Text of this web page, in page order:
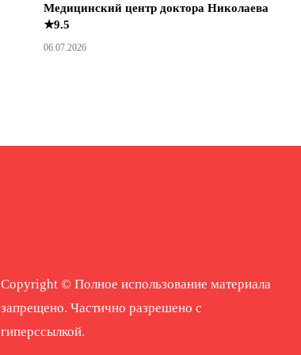
Медицинский центр доктора Николаева
★9.5
06.07.2026
Copyright © Полное использование материала
запрещено. Частично разрешено с
гиперссылкой.